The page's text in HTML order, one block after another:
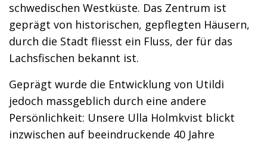
schwedischen Westküste. Das Zentrum ist
geprägt von historischen, gepflegten Häusern,
durch die Stadt fliesst ein Fluss, der für das
Lachsfischen bekannt ist.
Geprägt wurde die Entwicklung von Utildi
jedoch massgeblich durch eine andere
Persönlichkeit: Unsere Ulla Holmkvist blickt
inzwischen auf beeindruckende 40 Jahre